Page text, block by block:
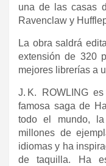
una de las casas
Ravenclaw y
La obra saldrá
extensión de 320
mejores librerías a
J. K. ROWLING
famosa saga de
todo el mundo,
millones de
idiomas y ha
de taquilla. Ha